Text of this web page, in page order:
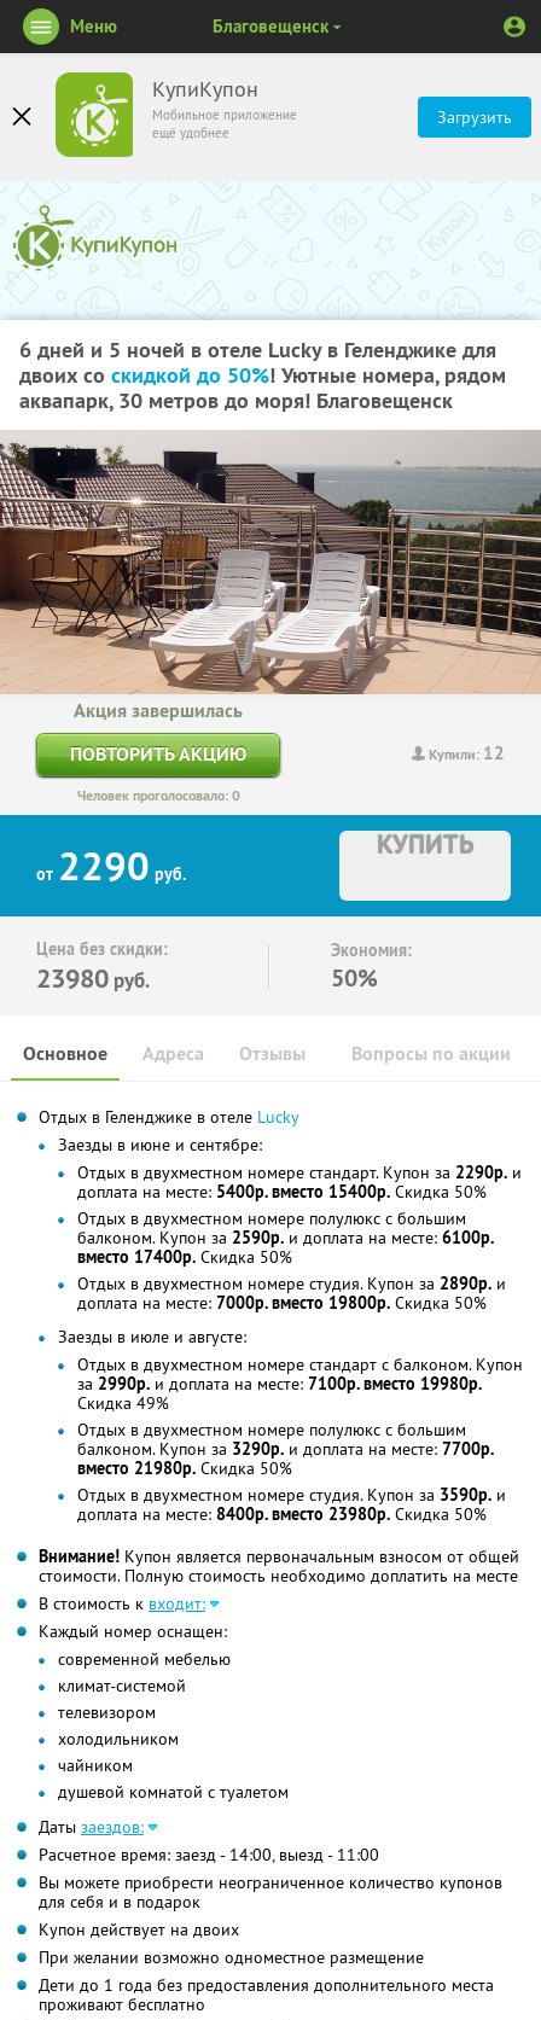
КупиКупон
Мобильное приложение
ещё удобнее
Загрузить
Меню Благовещенск
6 дней и 5 ночей в отеле Lucky в Геленджике для
двоих со скидкой до 50%! Уютные номера, рядом
аквапарк, 30 метров до моря! Благовещенск
Купили: 12
Акция завершилась
ПОВТОРИТЬ АКЦИЮ
Человек проголосовало: 0
от 2290 руб.
КУПИТЬ
Цена без скидки:
23980 руб.
Экономия:
50%
Основное Отзывы Вопросы по акции
Адреса
Отдых в Геленджике в отеле Lucky
Заезды в июне и сентябре:
Отдых в двухместном номере стандарт. Купон за 2290р. и
доплата на месте: 5400р. вместо 15400р. Скидка 50%
Отдых в двухместном номере полулюкс с большим
балконом. Купон за 2590р. и доплата на месте: 6100р.
вместо 17400р. Скидка 50%
Отдых в двухместном номере студия. Купон за 2890р. и
доплата на месте: 7000р. вместо 19800р. Скидка 50%
Заезды в июле и августе:
Отдых в двухместном номере стандарт c балконом. Купон
за 2990р. и доплата на месте: 7100р. вместо 19980р.
Скидка 49%
Отдых в двухместном номере полулюкс с большим
балконом. Купон за 3290р. и доплата на месте: 7700р.
вместо 21980р. Скидка 50%
Отдых в двухместном номере студия. Купон за 3590р. и
доплата на месте: 8400р. вместо 23980р. Скидка 50%
Внимание! Купон является первоначальным взносом от общей
стоимости. Полную стоимость необходимо доплатить на месте
В стоимость к входит:
Каждый номер оснащен:
cовременной мебелью
климат-системой
телевизором
холодильником
чайником
душевой комнатой с туалетом
Даты заездов:
Расчетное время: заезд - 14:00, выезд - 11:00
Вы можете приобрести неограниченное количество купонов
для себя и в подарок
Купон действует на двоих
При желании возможно одноместное размещение
Дети до 1 года без предоставления дополнительного места
проживают бесплатно